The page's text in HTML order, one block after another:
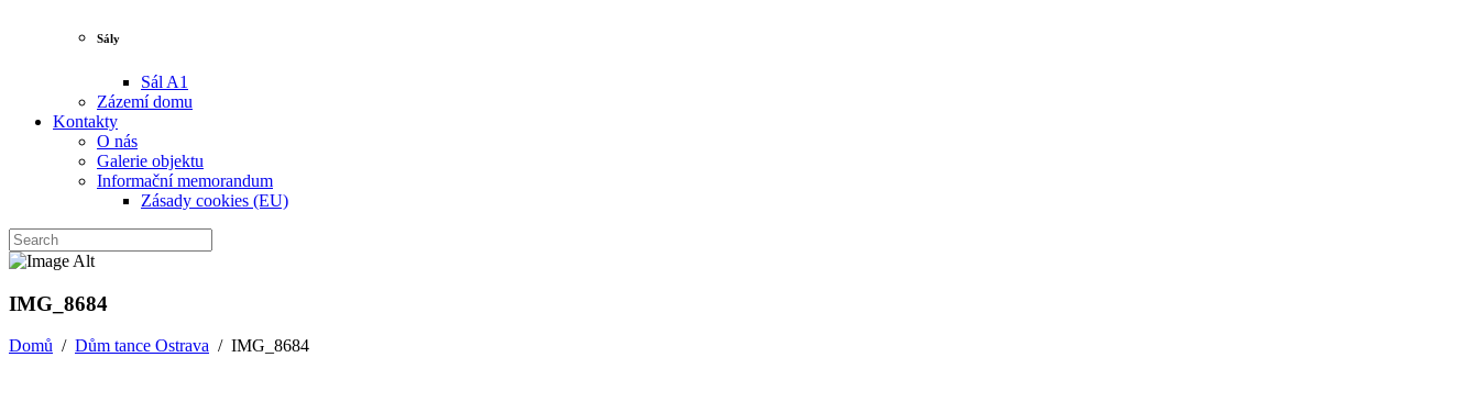
Sály
Sál A1
Zázemí domu
Kontakty
O nás
Galerie objektu
Informační memorandum
Zásady cookies (EU)
IMG_8684
Domů / Dům tance Ostrava / IMG_8684